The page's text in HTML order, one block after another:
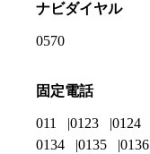
ナビダイヤル
0570
固定電話
011 0123 0124
0134
0135 0136